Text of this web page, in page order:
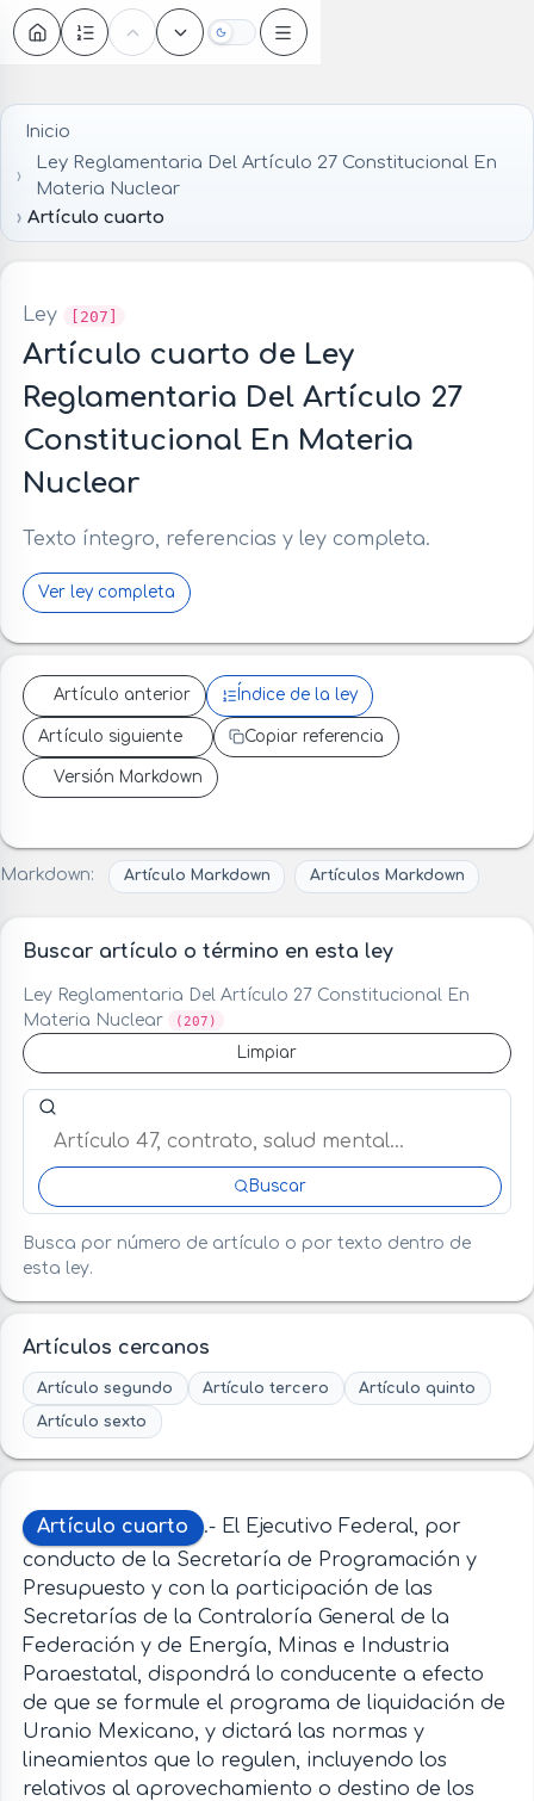
Oscuro
Inicio
Ley Reglamentaria Del Artículo 27 Constitucional En
Materia Nuclear
Artículo cuarto
Ley [207]
Artículo cuarto de Ley
Reglamentaria Del Artículo 27
Constitucional En Materia
Nuclear
Texto íntegro, referencias y ley completa.
Ver ley completa
Artículo anterior Índice de la ley
Artículo siguiente Copiar referencia
Versión Markdown
Markdown: Artículo Markdown Artículos Markdown
Buscar artículo o término en esta ley
Ley Reglamentaria Del Artículo 27 Constitucional En
Materia Nuclear
(207)
Limpiar
Buscar artículo o término en esta ley
Buscar
Busca por número de artículo o por texto dentro de
esta ley.
Artículos cercanos
Artículo segundo Artículo tercero
Artículo quinto
Artículo sexto
Artículo cuarto
.- El Ejecutivo Federal, por
conducto de la Secretaría de Programación y
Presupuesto y con la participación de las
Secretarías de la Contraloría General de la
Federación y de Energía, Minas e Industria
Paraestatal, dispondrá lo conducente a efecto
de que se formule el programa de liquidación de
Uranio Mexicano, y dictará las normas y
lineamientos que lo regulen, incluyendo los
relativos al aprovechamiento o destino de los